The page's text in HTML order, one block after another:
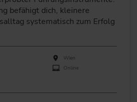
befähigt dich, kleinere
systematisch zum Erfolg
Wien
Online